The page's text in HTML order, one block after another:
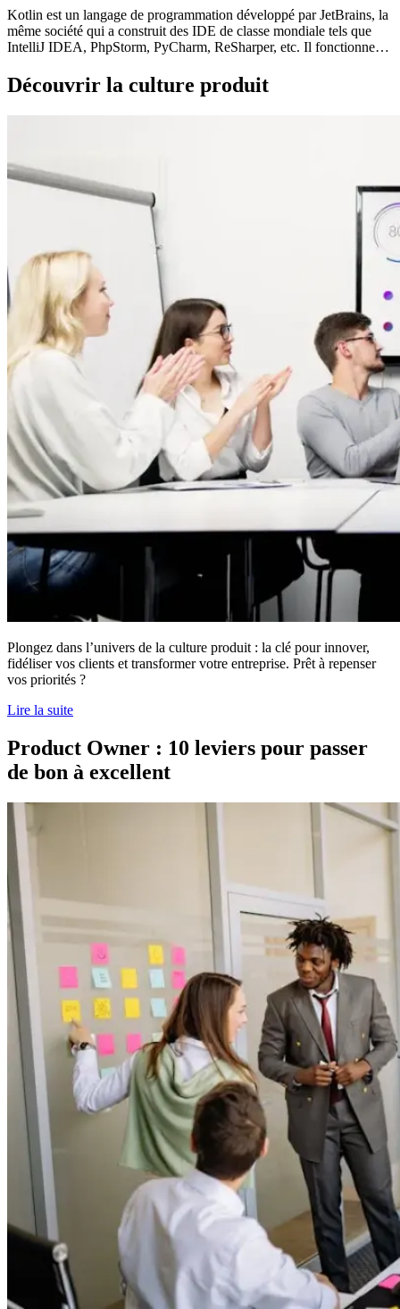
Kotlin est un langage de programmation développé par JetBrains, la
même société qui a construit des IDE de classe mondiale tels que
IntelliJ IDEA, PhpStorm, PyCharm, ReSharper, etc. Il fonctionne…
Découvrir la culture produit
Plongez dans l’univers de la culture produit : la clé pour innover,
fidéliser vos clients et transformer votre entreprise. Prêt à repenser
vos priorités ?
Lire la suite
Product Owner : 10 leviers pour passer
de bon à excellent